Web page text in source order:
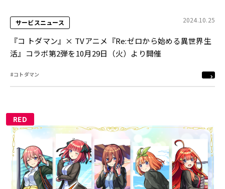
サービスニュース 2024.10.25
『コ トダマン』× TVアニメ『Re:ゼロから始める異世界生
活』コラボ第2弾を10月29日（火）より開催
#コトダマン
RED